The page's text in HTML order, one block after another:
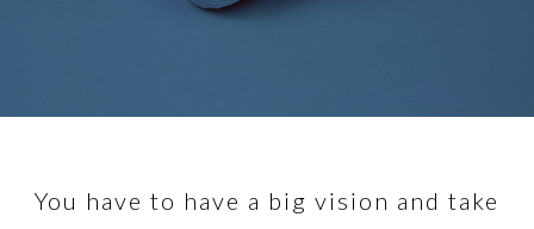
You have to have a big vision and take